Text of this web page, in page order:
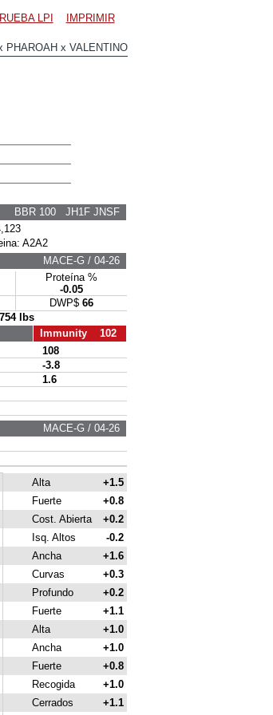
LPI IMPRIMIR
x VALENTINO
BBR 100 JH1F JNSF
A2A2
MACE-G / 04-26
Proteína %
-0.05
DWP$ 66
754 lbs
Immunity 102
108
-3.8
1.6
MACE-G / 04-26
Alta
+1.5
Fuerte
+0.8
Cost. Abierta
+0.2
Isq. Altos
-0.2
Ancha
+1.6
Curvas
+0.3
Profundo
+0.2
Fuerte
+1.1
Alta
+1.0
Ancha
+1.0
Fuerte
+0.8
Recogida
+1.0
Cerrados +1.1